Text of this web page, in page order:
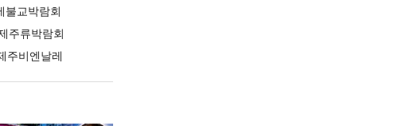
불교박람회
주류박람회
주비엔날레